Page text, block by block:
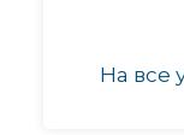
На все